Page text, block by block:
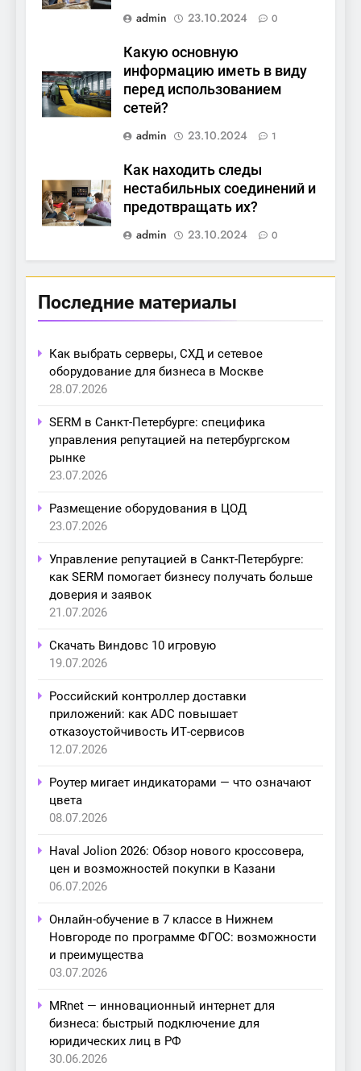
admin
23.10.2024 0
Какую основную
информацию иметь в виду
перед использованием
сетей?
admin
23.10.2024 1
Как находить следы
нестабильных соединений и
предотвращать их?
admin
23.10.2024 0
Последние материалы
Как выбрать серверы, СХД и сетевое
оборудование для бизнеса в Москве
28.07.2026
SERM в Санкт-Петербурге: специфика
управления репутацией на петербургском
рынке
23.07.2026
Размещение оборудования в ЦОД
23.07.2026
Управление репутацией в Санкт-Петербурге:
как SERM помогает бизнесу получать больше
доверия и заявок
21.07.2026
Скачать Виндовс 10 игровую
19.07.2026
Российский контроллер доставки
приложений: как ADC повышает
отказоустойчивость ИТ-сервисов
12.07.2026
Роутер мигает индикаторами — что означают
цвета
08.07.2026
Haval Jolion 2026: Обзор нового кроссовера,
цен и возможностей покупки в Казани
06.07.2026
Онлайн-обучение в 7 классе в Нижнем
Новгороде по программе ФГОС: возможности
и преимущества
03.07.2026
MRnet — инновационный интернет для
бизнеса: быстрый подключение для
юридических лиц в РФ
30.06.2026